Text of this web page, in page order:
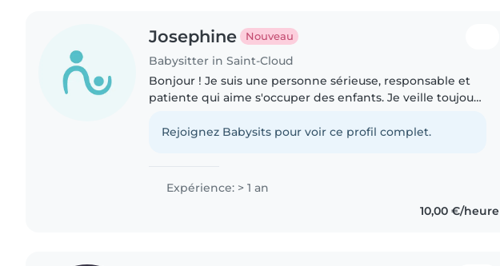
Josephine Nouveau
Babysitter in Saint-Cloud
Bonjour ! Je suis une personne sérieuse, responsable et
patiente qui aime s'occuper des enfants. Je veille toujours
faire..
Rejoignez Babysits pour voir ce profil complet.
Expérience: > 1 an
10,00 €/heure